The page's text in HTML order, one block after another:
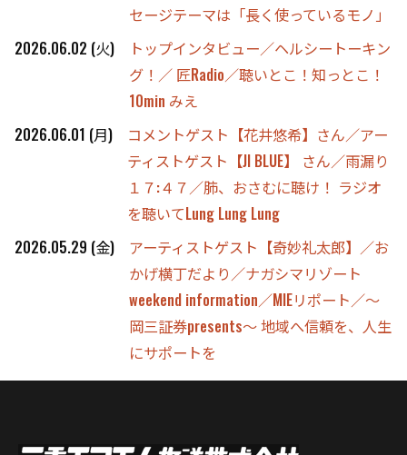
セージテーマは「長く使っているモノ」
2026.06.02 (火)
トップインタビュー／ヘルシートーキン
グ！／ 匠Radio／聴いとこ！知っとこ！
10min みえ
2026.06.01 (月)
コメントゲスト【花井悠希】さん／アー
ティストゲスト【JI BLUE】 さん／雨漏り
１７:４７／肺、おさむに聴け！ ラジオ
を聴いてLung Lung Lung
2026.05.29 (金)
アーティストゲスト【奇妙礼太郎】／お
かげ横丁だより／ナガシマリゾート
weekend information／MIEリポート／～
岡三証券presents～ 地域へ信頼を、人生
にサポートを